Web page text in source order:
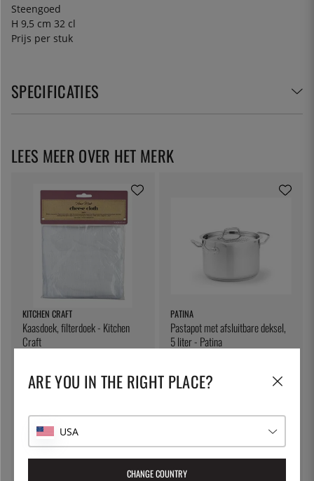
Steengoed
H 9,5 cm 32 cl
Prijs per stuk
SPECIFICATIES
KITCHEN CRAFT
Kaasdoek, filterdoek - Kitchen
Craft
PATINA
Pastapot met afsluitbare deksel,
5 liter - Patina
LEES MEER OVER HET MERK
ARE YOU IN THE RIGHT PLACE?
USA
CHANGE COUNTRY